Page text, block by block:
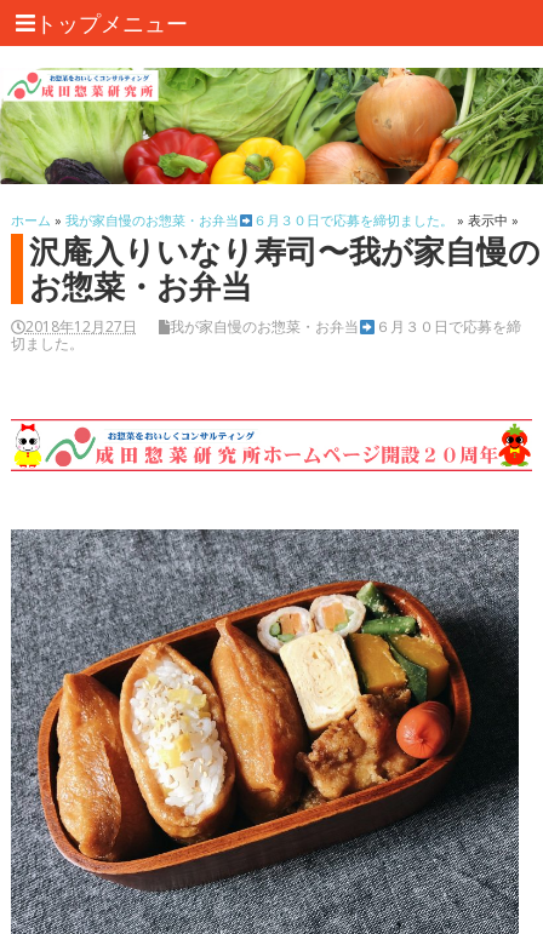
トップメニュー
ホーム » 我が家自慢のお惣菜・お弁当 ６月３０日で応募を締切ました。 » 表示中 »
沢庵入りいなり寿司〜我が家自慢の
お惣菜・お弁当
2018年12月27日 我が家自慢のお惣菜・お弁当
６月３０日で応募を締
切ました。